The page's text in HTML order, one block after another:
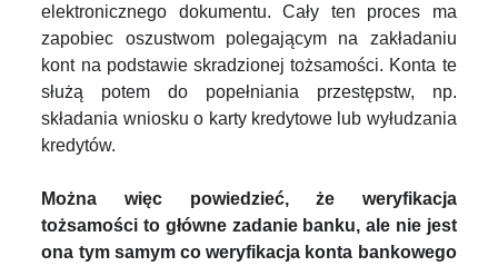
elektronicznego dokumentu. Cały ten proces ma
zapobiec oszustwom polegającym na zakładaniu
kont na podstawie skradzionej tożsamości. Konta te
służą potem do popełniania przestępstw, np.
składania wniosku o karty kredytowe lub wyłudzania
kredytów.
Można więc powiedzieć, że weryfikacja
tożsamości to główne zadanie banku, ale nie jest
ona tym samym co weryfikacja konta bankowego